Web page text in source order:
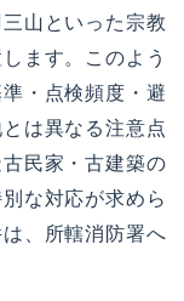
山といった宗教
ます。このよう
・点検頻度・避
は異なる注意点
民家・古建築の
な対応が求めら
、所轄消防署へ